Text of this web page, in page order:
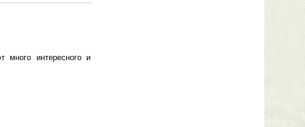
много интересного и